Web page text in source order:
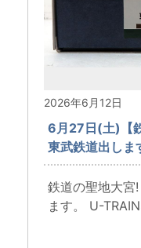
2026年6月12日
6月27日(土)【
東武鉄道出しま
鉄道の聖地大宮
ます。 U-